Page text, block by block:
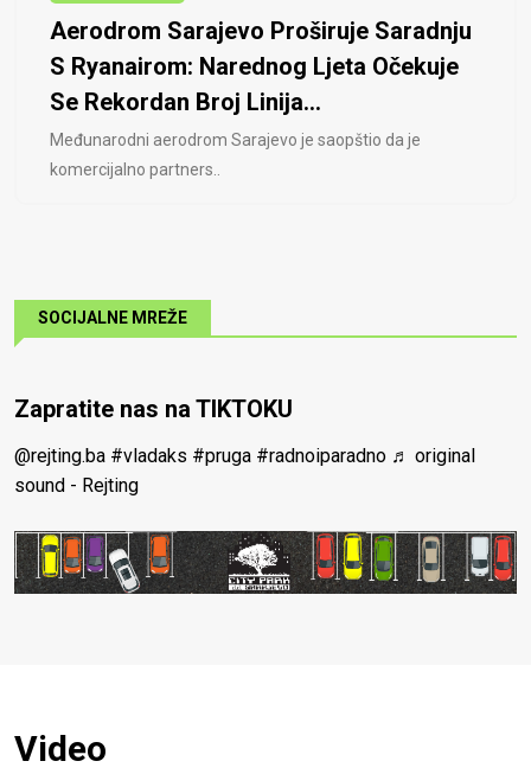
Aerodrom Sarajevo Proširuje Saradnju
S Ryanairom: Narednog Ljeta Očekuje
Se Rekordan Broj Linija...
Međunarodni aerodrom Sarajevo je saopštio da je
komercijalno partners..
SOCIJALNE MREŽE
Zapratite nas na TIKTOKU
@rejting.ba #vladaks #pruga #radnoiparadno ♬ original
sound - Rejting
Video